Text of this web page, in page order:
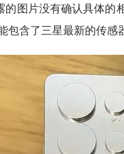
的图片没有确认具体的
包含了三星最新的传感